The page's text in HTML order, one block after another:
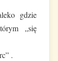
gdzie
„się
.